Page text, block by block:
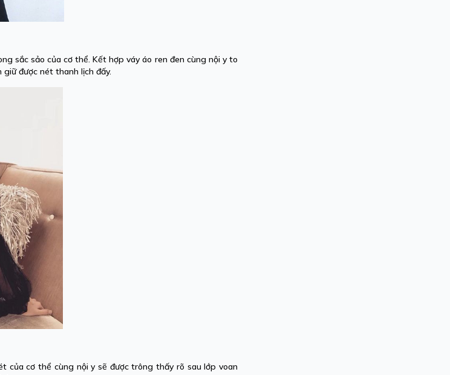
sắc sảo của cơ thể. Kết hợp váy áo ren đen cùng nội y to
được nét thanh lịch đấy.
của cơ thể cùng nội y sẽ được trông thấy rõ sau lớp voan